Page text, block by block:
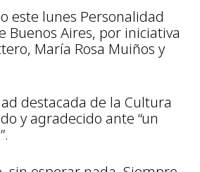
este lunes Personalidad
Buenos Aires, por iniciativa
María Rosa Muiños y
destacada de la Cultura
y agradecido ante “un